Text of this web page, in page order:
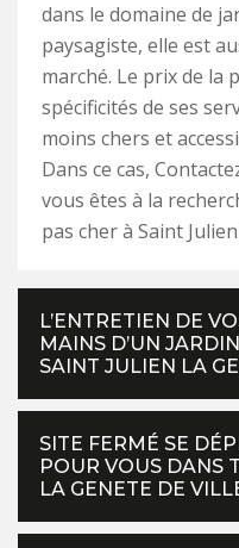
dans le domaine de
paysagiste, elle est
marché. Le prix de la
spécificités de ses
moins chers et
Dans ce cas,
vous êtes à la
pas cher à Saint
L’ENTRETIEN DE
MAINS D’UN
SAINT JULIEN LA
SITE FERMÉ SE
POUR VOUS DANS
LA GENETE DE